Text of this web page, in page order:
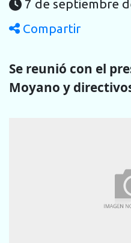
7 de septiembre
Compartir
Se reunió con el
Moyano y